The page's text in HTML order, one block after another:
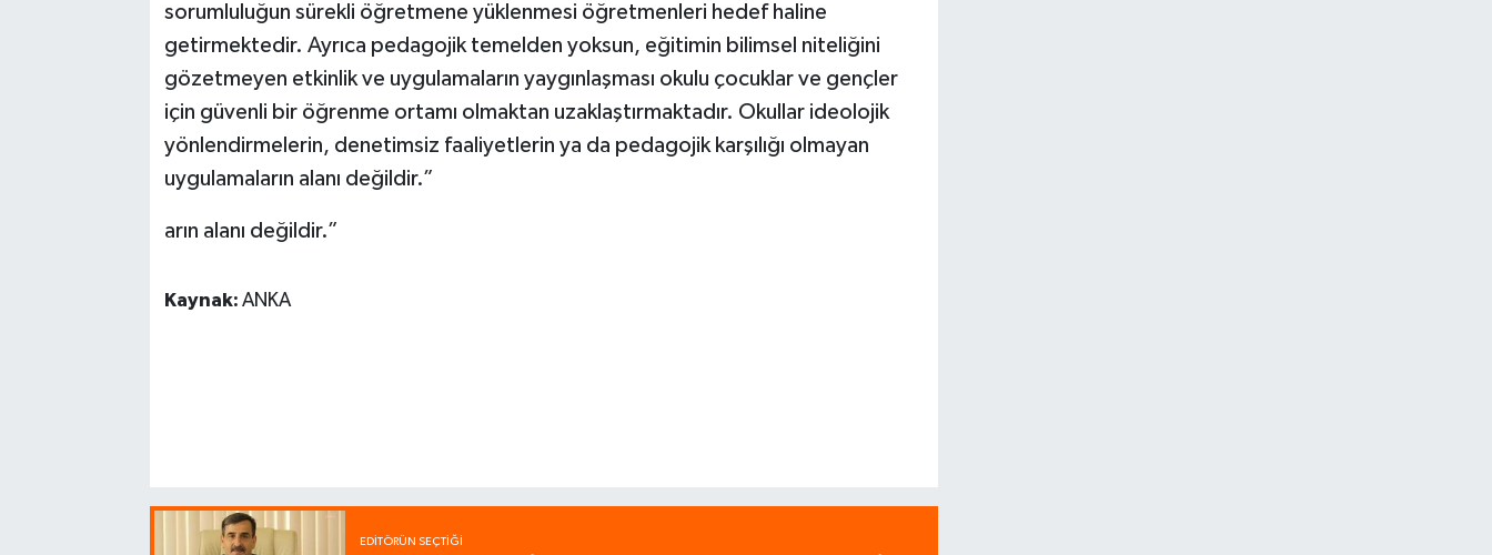
sorumluluğun sürekli öğretmene yüklenmesi öğretmenleri hedef haline
getirmektedir. Ayrıca pedagojik temelden yoksun, eğitimin bilimsel niteliğini
gözetmeyen etkinlik ve uygulamaların yaygınlaşması okulu çocuklar ve gençler
için güvenli bir öğrenme ortamı olmaktan uzaklaştırmaktadır. Okullar ideolojik
yönlendirmelerin, denetimsiz faaliyetlerin ya da pedagojik karşılığı olmayan
uygulamaların alanı değildir.”
arın alanı değildir.”
Kaynak: ANKA
EDITÖRÜN SEÇTIĞI